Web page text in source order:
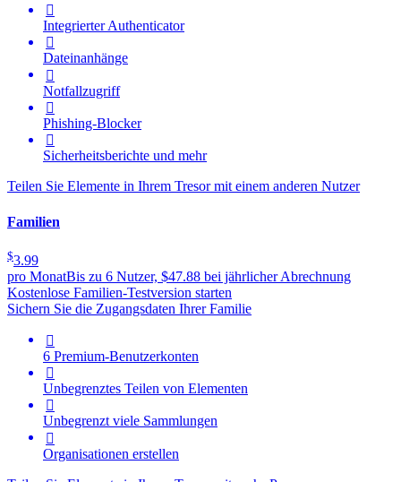

Integrierter Authenticator

Dateinanhänge

Notfallzugriff

Phishing-Blocker

Sicherheitsberichte und mehr
Teilen Sie Elemente in Ihrem Tresor mit einem anderen Nutzer
Familien
$3.99
pro MonatBis zu 6 Nutzer, $47.88 bei jährlicher Abrechnung
Kostenlose Familien-Testversion starten
Sichern Sie die Zugangsdaten Ihrer Familie

6 Premium-Benutzerkonten

Unbegrenztes Teilen von Elementen

Unbegrenzt viele Sammlungen

Organisationen erstellen